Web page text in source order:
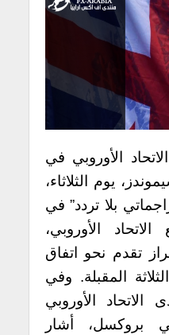
الأوروبي في
يوم الثلاثاء،
بلا تردد” في
الأوروبي،
تقدم نحو اتفاق
المقبلة. وفي
الأوروبي
بروكسل، أشار